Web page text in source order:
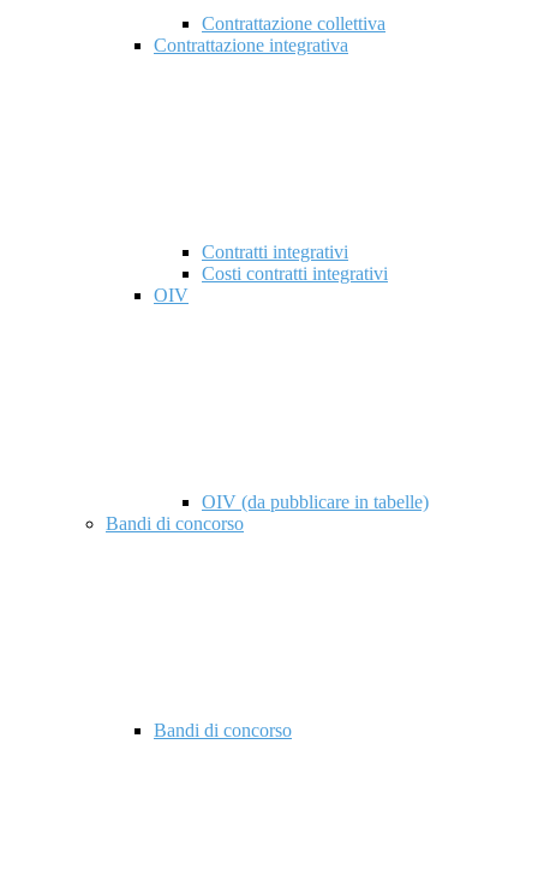
Contrattazione collettiva
Contrattazione integrativa
Contratti integrativi
Costi contratti integrativi
OIV
OIV (da pubblicare in tabelle)
Bandi di concorso
Bandi di concorso